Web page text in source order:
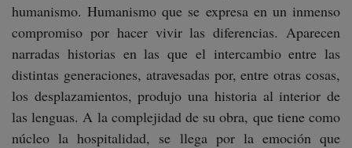
humanismo. Humanismo que se expresa en un inmenso
compromiso por hacer vivir las diferencias. Aparecen
narradas historias en las que el intercambio entre las
distintas generaciones, atravesadas por, entre otras cosas,
los desplazamientos, produjo una historia al interior de
las lenguas. A la complejidad de su obra, que tiene como
núcleo la hospitalidad, se llega por la emoción que